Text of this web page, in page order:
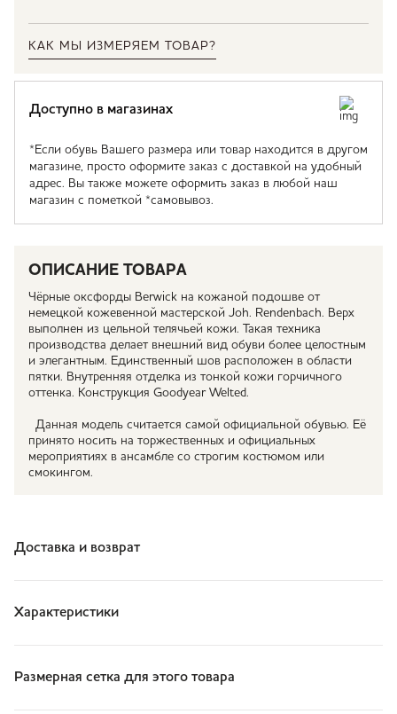
КАК МЫ ИЗМЕРЯЕМ ТОВАР?
Доступно в магазинах
*Если обувь Вашего размера или товар находится в другом
магазине, просто оформите заказ с доставкой на удобный
адрес. Вы также можете оформить заказ в любой наш
магазин с пометкой *самовывоз.
ОПИСАНИЕ ТОВАРА
Чёрные оксфорды Berwick на кожаной подошве от
немецкой кожевенной мастерской Joh. Rendenbach. Верх
выполнен из цельной телячьей кожи. Такая техника
производства делает внешний вид обуви более целостным
и элегантным. Единственный шов расположен в области
пятки. Внутренняя отделка из тонкой кожи горчичного
оттенка. Конструкция Goodyear Welted.
Данная модель считается самой официальной обувью. Её
принято носить на торжественных и официальных
мероприятиях в ансамбле со строгим костюмом или
смокингом.
Доставка и возврат
Характеристики
Размерная сетка для этого товара